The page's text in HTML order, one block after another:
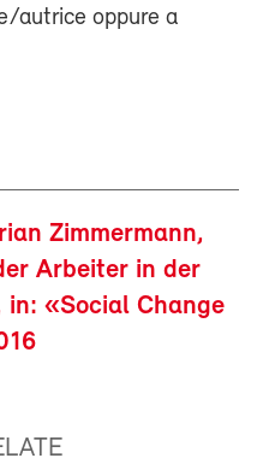
autrice oppure a
Zimmermann,
Arbeiter in der
in: «Social Change